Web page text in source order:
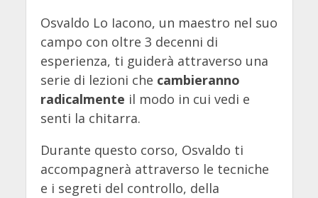
Osvaldo Lo Iacono, un maestro nel suo
campo con oltre 3 decenni di
esperienza, ti guiderà attraverso una
serie di lezioni che cambieranno
radicalmente il modo in cui vedi e
senti la chitarra.
Durante questo corso, Osvaldo ti
accompagnerà attraverso le tecniche
e i segreti del controllo, della